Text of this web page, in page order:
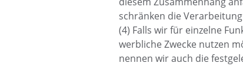
schränken die
(4) Falls wir für einzelne
werbliche Zwecke nutzen
nennen wir auch die